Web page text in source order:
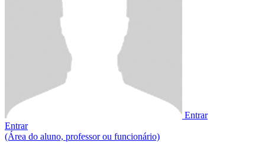
Entrar
Entrar
(Área do aluno, professor ou funcionário)